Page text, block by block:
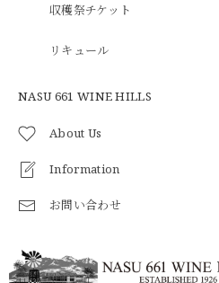
収穫祭チケット
リキュール
NASU 661 WINE HILLS
About Us
Information
お問い合わせ